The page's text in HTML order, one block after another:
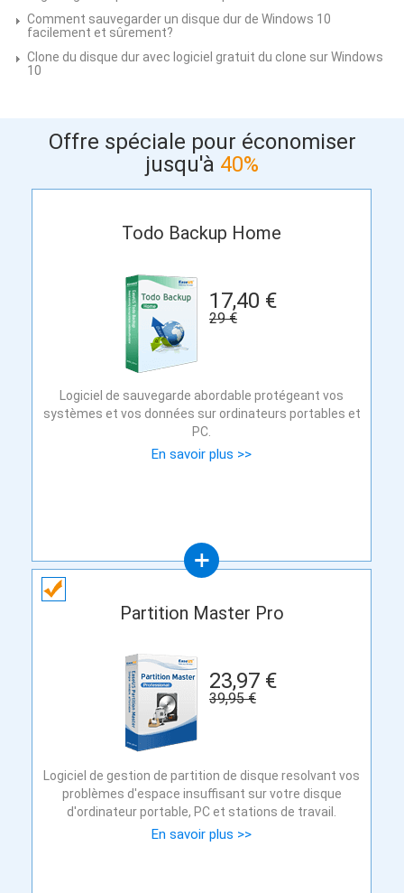
Comment sauvegarder un disque dur de Windows 10
facilement et sûrement?
Clone du disque dur avec logiciel gratuit du clone sur Windows
10
Offre spéciale pour économiser
jusqu'à 40%
Todo Backup Home
17,40 €
29 €
Logiciel de sauvegarde abordable protégeant vos
systèmes et vos données sur ordinateurs portables et
PC.
En savoir plus >>
Partition Master Pro
23,97 €
39,95 €
Logiciel de gestion de partition de disque resolvant vos
problèmes d'espace insuffisant sur votre disque
d'ordinateur portable, PC et stations de travail.
En savoir plus >>